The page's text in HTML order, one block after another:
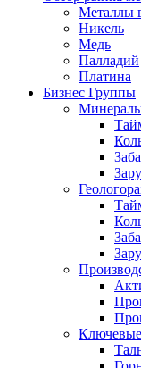
Металлы
Никель
Медь
Палладий
Платина
Бизнес Группы